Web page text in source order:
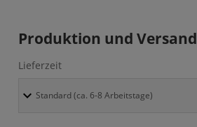
Produktion und Versand
Lieferzeit